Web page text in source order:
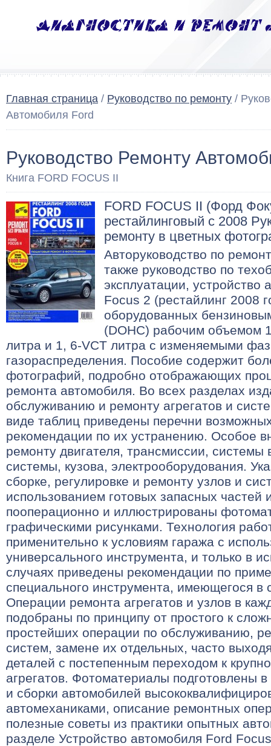
Главная страница / Руководство по ремонту /
Автомобиля Ford
Руководство Ремонту
Книга FORD FOCUS II
FORD FOCUS II (Форд
рестайлинговый с 2008
ремонту в цветных
Авторуководство по
также руководство по
эксплуатации, устройство
Focus 2 (рестайлинг 2008
оборудованных
(DOHC) рабочим объемом
литра и 1, 6-VCT литра с изменяемыми
газораспределения. Пособие содержит
фотографий, подробно отображающих
ремонта автомобиля. Во всех разделах
обслуживанию и ремонту агрегатов и
виде таблиц приведены перечни
рекомендации по их устранению. Особое
ремонту двигателя, трансмиссии, системы
системы, кузова, электрооборудования.
сборке, регулировке и ремонту узлов и
использованием готовых запасных частей
пооперационно и иллюстрированы
графическими рисунками. Технология
применительно к условиям гаража с
универсального инструмента, и только в
случаях приведены рекомендации по
специального инструмента, имеющегося в
Операции ремонта агрегатов и узлов в
подобраны по принципу от простого к
простейших операции по обслуживанию,
систем, замене их отдельных, часто
деталей с постепенным переходом к
агрегатов. Фотоматериалы подготовлены
и сборки автомобилей
автомеханиками, описание ремонтных
полезные советы из практики опытных
разделе Устройство автомобиля Ford